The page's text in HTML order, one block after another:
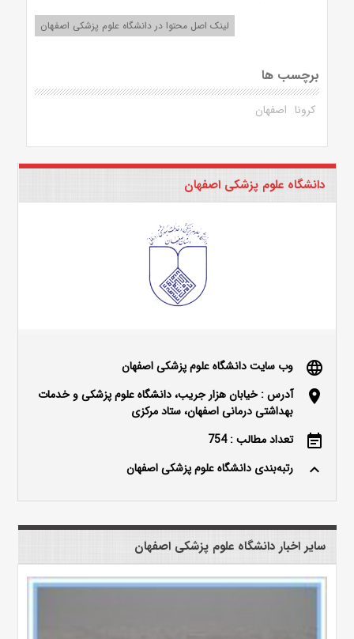
لینک اصل محتوا در دانشگاه علوم پزشکی اصفهان
برچسب ها
کرونا اصفهان
دانشگاه علوم پزشکی اصفهان
language وب سایت دانشگاه علوم پزشکی اصفهان
location_on
آدرس : خیابان هزار جریب، دانشگاه علوم پزشکی و خدمات
بهداشتی درمانی اصفهان، ستاد مرکزی
event_note تعداد مطالب : 754
keyboard_arrow_up رتبه‌بندی دانشگاه علوم پزشکی اصفهان
سایر اخبار دانشگاه علوم پزشکی اصفهان